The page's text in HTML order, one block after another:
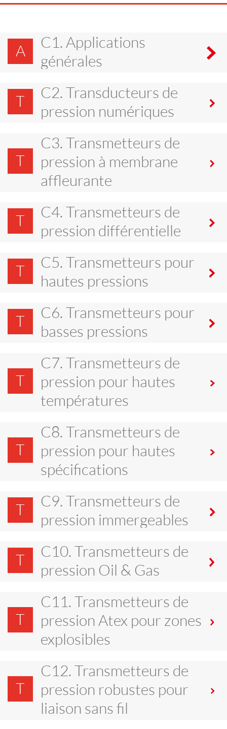
A
C1. Applications
générales
T
C2. Transducteurs de
pression numériques
T
C3. Transmetteurs de
pression à membrane
affleurante
T
C4. Transmetteurs de
pression différentielle
T
C5. Transmetteurs pour
hautes pressions
T
C6. Transmetteurs pour
basses pressions
T
C7. Transmetteurs de
pression pour hautes
températures
T
C8. Transmetteurs de
pression pour hautes
spécifications
T
C9. Transmetteurs de
pression immergeables
T
C10. Transmetteurs de
pression Oil & Gas
T
C11. Transmetteurs de
pression Atex pour zones
explosibles
T
C12. Transmetteurs de
pression robustes pour
liaison sans fil